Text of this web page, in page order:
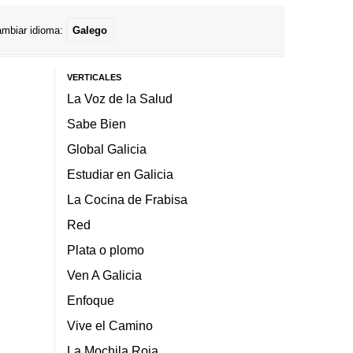
idioma: Galego
VERTICALES
La Voz de la Salud
Sabe Bien
Global Galicia
Estudiar en Galicia
La Cocina de Frabisa
Red
Plata o plomo
Ven A Galicia
Enfoque
Vive el Camino